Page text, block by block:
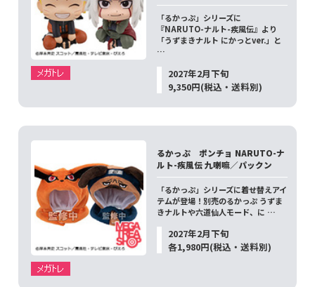
「るかっぷ」シリーズに
『NARUTO-ナルト-疾風伝』より
「うずまきナルト にかっとver.」と
…
2027年2月下旬
9,350円(税込・送料別)
るかっぷ ポンチョ NARUTO-ナ
ルト-疾風伝 九喇嘛／パックン
「るかっぷ」シリーズに着せ替えアイ
テムが登場！別売のるかっぷ うずま
きナルトや六道仙人モード、に …
2027年2月下旬
各1,980円(税込・送料別)